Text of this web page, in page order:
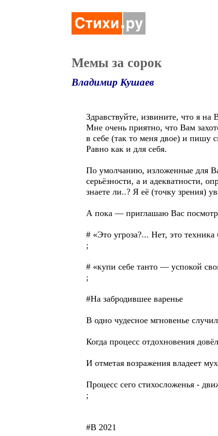
Мемы за сорок
Владимир Кушаев
Здравствуйте, извините, что я на
Мне очень приятно, что Вам
в себе (так то меня двое) и пишу
Равно как и для себя.
По умолчанию, изложенные для
серьёзности, а и адекватности,
знаете ли..? Я её (точку зрения)
А пока — приглашаю Вас
# «Это угроза?... Нет, это
;
# «купи себе танто — успокой
;
#На забродившее варенье
В одно чудесное мгновенье
Когда процесс отдохновения
И отметая возражения владеет
Процесс сего стихосложенья -
;
#В 2021